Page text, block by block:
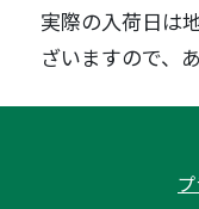
実際の入荷日は
ざいますので、